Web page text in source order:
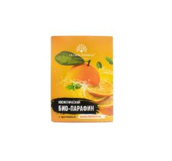
Волосы
Массаж
Парафинотерапия